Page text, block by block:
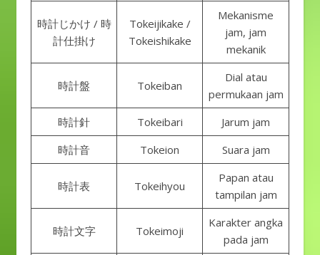
時計じかけ / 時
計仕掛け
Tokeijikake /
Tokeishikake
Mekanisme
jam, jam
mekanik
時計盤 Tokeiban
Dial atau
permukaan jam
時計針
Tokeibari
Jarum jam
時計音
Tokeion Suara jam
時計表 Tokeihyou
Papan atau
tampilan jam
時計文字 Tokeimoji
Karakter angka
pada jam